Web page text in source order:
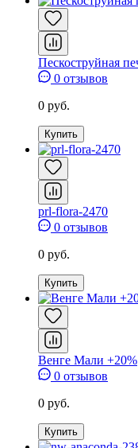
Пескоструйная
0 отзывов
0 руб.
Купить
prl-flora-2470
0 отзывов
0 руб.
Купить
Венге Мали +20%
0 отзывов
0 руб.
Купить